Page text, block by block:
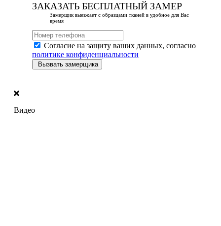
ЗАКАЗАТЬ БЕСПЛАТНЫЙ ЗАМЕР
Замерщик выезжает с образцами тканей в удобное для Вас
время
Согласие на защиту ваших данных, согласно
политике конфиденциальности
Вызвать замерщика
Видео